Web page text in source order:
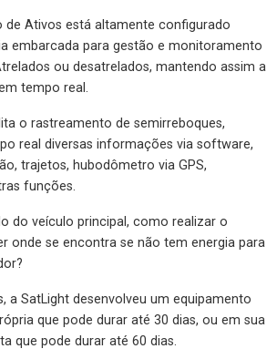
de Ativos está altamente configurado
embarcada para gestão e monitoramento
ou desatrelados, mantendo assim a
tempo real.
o rastreamento de semirreboques,
real diversas informações via software,
trajetos, hubodômetro via GPS,
funções.
do veículo principal, como realizar o
onde se encontra se não tem energia para
a SatLight desenvolveu um equipamento
que pode durar até 30 dias, ou em sua
que pode durar até 60 dias.